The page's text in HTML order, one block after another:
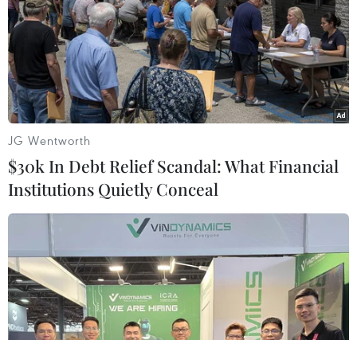
Dù không thi đấu trận nào trong tháng này nhưng đội
tuyển bóng đá Việt Nam vẫn giữ nguyên vị trí thứ 143
trên bảng xếp hạng FIFA.
JG Wentworth
$30k In Debt Relief Scandal: What Financial
Institutions Quietly Conceal